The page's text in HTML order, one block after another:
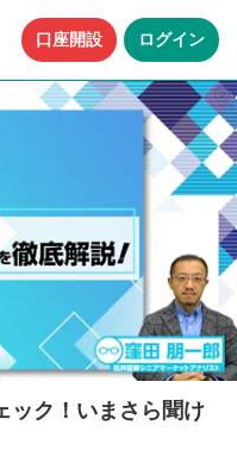
口座開設 ログイン
ック！いまさら聞け